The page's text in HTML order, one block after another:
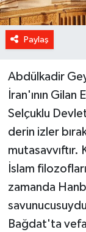
Paylaş
Abdülkadir
İran'ının
Selçuklu
derin izler
mutasavvıftır.
İslam
zamanda
Bağdat'ta